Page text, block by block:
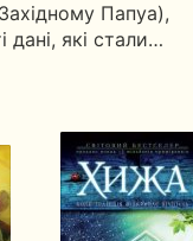
Папуа),
дані, які стали…